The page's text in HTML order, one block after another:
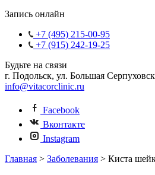
Запись онлайн
+7 (495) 215-00-95
+7 (915) 242-19-25
Будьте на связи
г. Подольск, ул. Большая
info@vitacorclinic.ru
Facebook
Вконтакте
Instagram
Главная > Заболевания > Киста